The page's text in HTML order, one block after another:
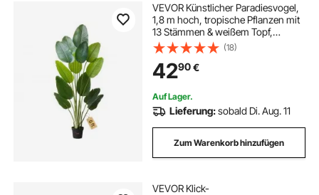
VEVOR Künstlicher Paradiesvogel,
1,8 m hoch, tropische Pflanzen mit
13 Stämmen & weißem Topf,
Kunstseidenbaum, große Bäume für
Dekoration von Veranden,
Wohnzimmer, Terrassen Zuhause,
Büro
(18)
4290€
Auf Lager.
Lieferung:sobald Di. Aug. 11
Zum Warenkorb hinzufügen
VEVOR Klick-